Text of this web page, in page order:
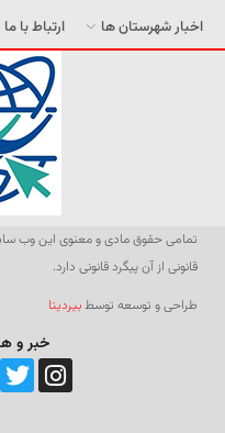
اخبار شهرستان ها
ارتباط با ما
تمامی حقوق مادی و معنوی این وب
قانونی از آن پیگرد قانونی دارد.
طراحی و توسعه توسطبیردیتا
خبر و